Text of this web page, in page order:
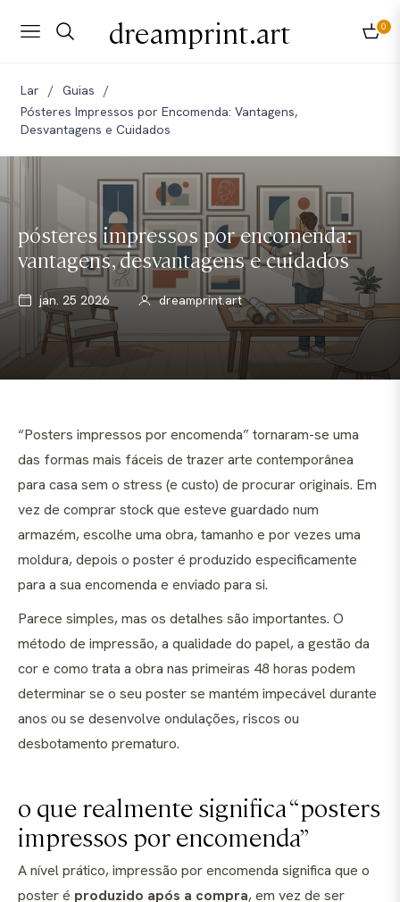
Navigation dreamprint.art 0
Lar / Guias
/
Pósteres Impressos por Encomenda: Vantagens,
Desvantagens e Cuidados
pósteres impressos por encomenda:
vantagens, desvantagens e cuidados
jan. 25 2026 dreamprint.art
“Posters impressos por encomenda” tornaram-se uma
das formas mais fáceis de trazer arte contemporânea
para casa sem o stress (e custo) de procurar originais. Em
vez de comprar stock que esteve guardado num
armazém, escolhe uma obra, tamanho e por vezes uma
moldura, depois o poster é produzido especificamente
para a sua encomenda e enviado para si.
Parece simples, mas os detalhes são importantes. O
método de impressão, a qualidade do papel, a gestão da
cor e como trata a obra nas primeiras 48 horas podem
determinar se o seu poster se mantém impecável durante
anos ou se desenvolve ondulações, riscos ou
desbotamento prematuro.
o que realmente significa “posters
impressos por encomenda”
A nível prático, impressão por encomenda significa que o
poster é produzido após a compra, em vez de ser